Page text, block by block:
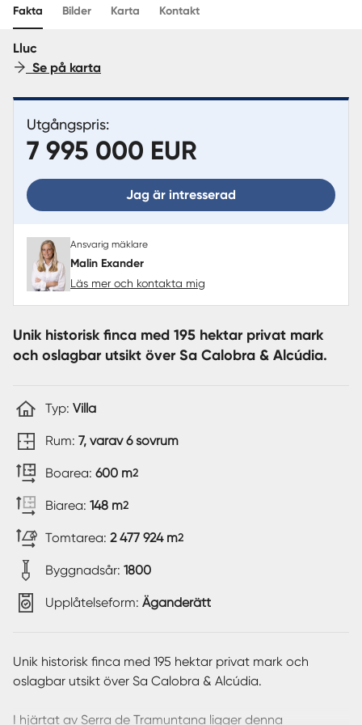
Fakta Bilder Karta Kontakt
Lluc
Se på karta
Utgångspris:
7 995 000 EUR
Jag är intresserad
Ansvarig mäklare
Malin Exander
Läs mer och kontakta mig
Unik historisk finca med 195 hektar privat mark
och oslagbar utsikt över Sa Calobra & Alcúdia.
Typ: Villa
Rum: 7, varav 6 sovrum
Boarea: 600 m2
Biarea: 148 m2
Tomtarea: 2 477 924 m2
Byggnadsår: 1800
Upplåtelseform: Äganderätt
Unik historisk finca med 195 hektar privat mark och
oslagbar utsikt över Sa Calobra & Alcúdia.
I hjärtat av Serra de Tramuntana ligger denna